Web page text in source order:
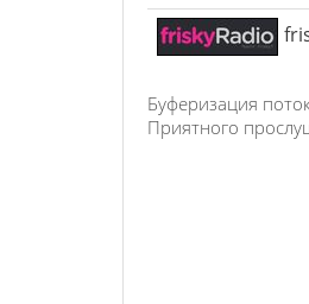
Буферизация
Приятного